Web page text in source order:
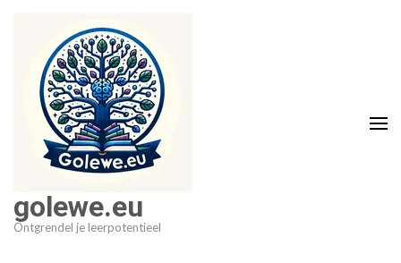
inhoud
golewe.eu
Ontgrendel je leerpotentieel